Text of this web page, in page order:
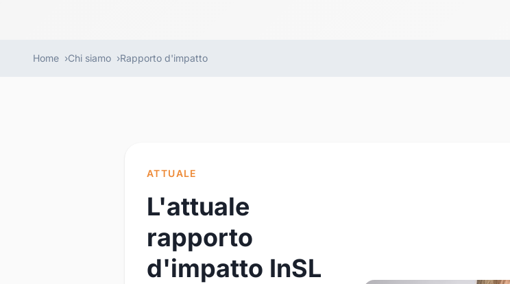
Home Chi siamo Rapporto d'impatto
ATTUALE
L'attuale
rapporto
d'impatto InSL